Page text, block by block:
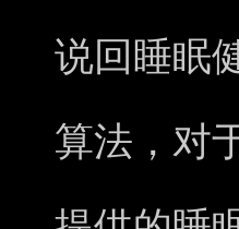
说回睡眠
算法，对